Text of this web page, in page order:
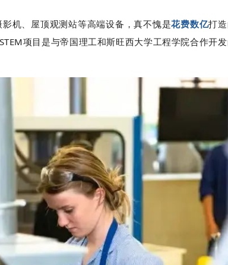
机、屋顶观测站等高端设备，真不愧是花费数亿打
项目是与帝国理工和斯旺西大学工程学院合作开